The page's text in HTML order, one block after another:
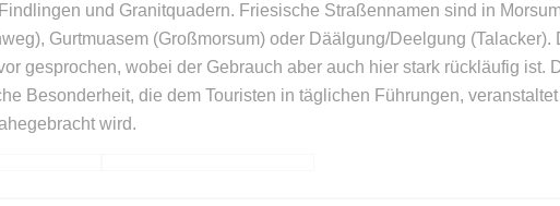
und Granitquadern. Friesische Straßennamen sind in
Gurtmuasem (Großmorsum) oder Däälgung/Deelgung
gesprochen, wobei der Gebrauch aber auch hier stark rückläufig ist.
Besonderheit, die dem Touristen in täglichen Führungen,
wird.